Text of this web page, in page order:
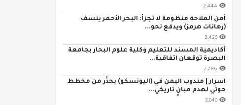
2,444
أمن الملاحة منظومة لا تجزأ: البحر الأحمر ينسف
(رهانات هرمز) ويدفع نحو...
2,420
أكاديمية المسند للتعليم وكلية علوم البحار بجامعة
البصرة توقعان اتفاقية...
2,286
اسرار | مندوب اليمن في (اليونسكو) يحذّر من مخطط
حوثي لهدم مبانٍ تاريخي...
2,040